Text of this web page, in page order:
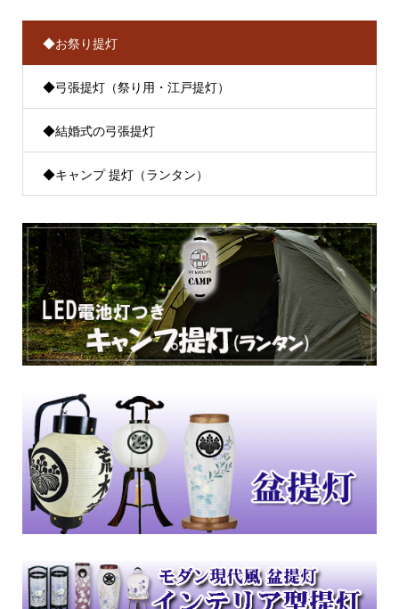
◆お祭り提灯
◆弓張提灯（祭り用・江戸提灯）
◆結婚式の弓張提灯
◆キャンプ 提灯（ランタン）